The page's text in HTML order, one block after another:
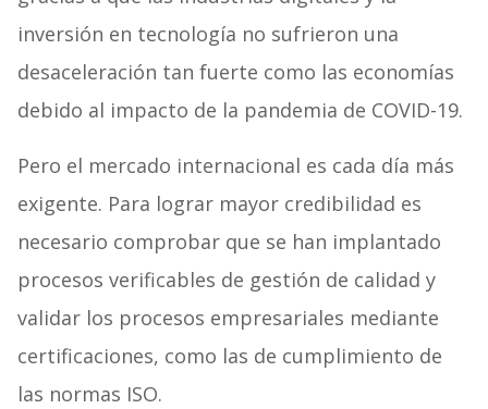
inversión en tecnología no sufrieron una
desaceleración tan fuerte como las economías
debido al impacto de la pandemia de COVID-19.
Pero el mercado internacional es cada día más
exigente. Para lograr mayor credibilidad es
necesario comprobar que se han implantado
procesos verificables de gestión de calidad y
validar los procesos empresariales mediante
certificaciones, como las de cumplimiento de
las normas ISO.